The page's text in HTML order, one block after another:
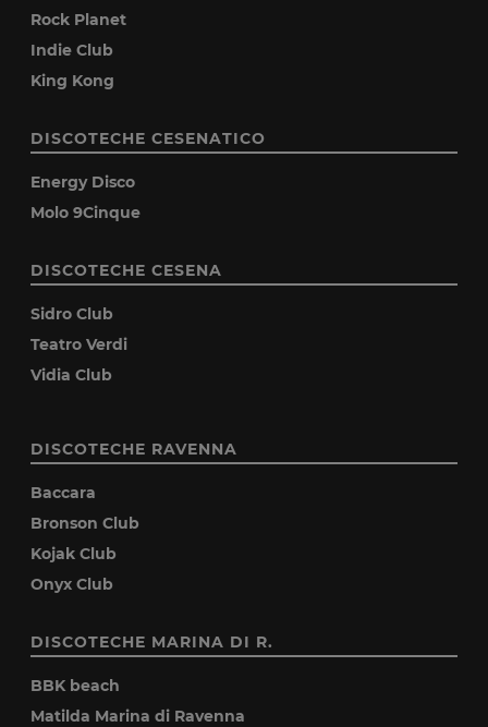
Rock Planet
Indie Club
King Kong
DISCOTECHE CESENATICO
Energy Disco
Molo 9Cinque
DISCOTECHE CESENA
Sidro Club
Teatro Verdi
Vidia Club
DISCOTECHE RAVENNA
Baccara
Bronson Club
Kojak Club
Onyx Club
DISCOTECHE MARINA DI R.
BBK beach
Matilda Marina di Ravenna